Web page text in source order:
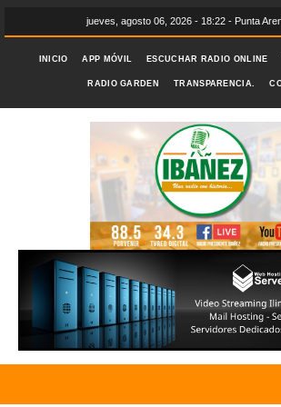
jueves, agosto 06, 2026 - 18:22 - Punta
INICIO APP MÓVIL ESCUCHAR RADIO ONLINE
RADIO GARDEN TRANSPARENCIA.